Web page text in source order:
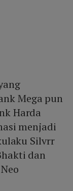
Mega pun
Harda
menjadi
Silvrr
dan